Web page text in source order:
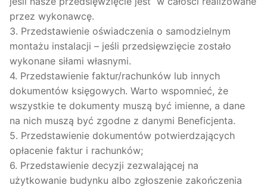
przez wykonawcę.
3. Przedstawienie oświadczenia o samodzielnym
montażu instalacji – jeśli przedsięwzięcie zostało
wykonane siłami własnymi.
4. Przedstawienie faktur/rachunków lub innych
dokumentów księgowych. Warto wspomnieć, że
wszystkie te dokumenty muszą być imienne, a dane
na nich muszą być zgodne z danymi Beneficjenta.
5. Przedstawienie dokumentów potwierdzających
opłacenie faktur i rachunków;
6. Przedstawienie decyzji zezwalającej na
użytkowanie budynku albo zgłoszenie zakończenia